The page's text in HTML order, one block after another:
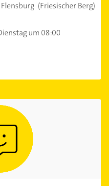
(Friesischer Berg)
um 08:00